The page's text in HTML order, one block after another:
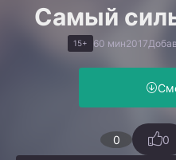
Самый
15+ 60 мин2017
0 0